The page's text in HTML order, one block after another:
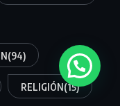
(94)
RELIGIÓN(15)